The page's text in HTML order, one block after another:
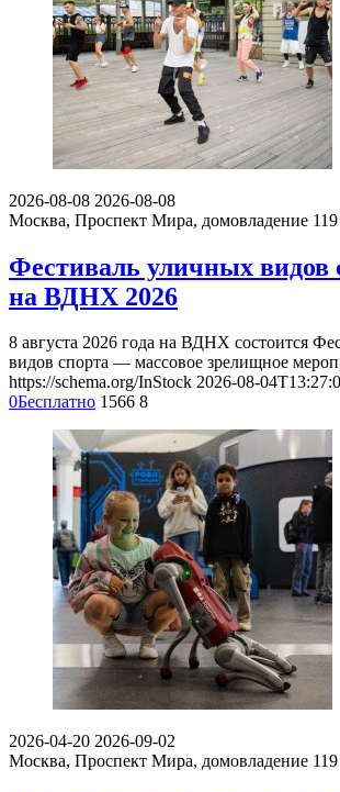
2026-08-08 2026-08-08
Москва, Проспект Мира, домовладение 119
Фестиваль уличных видов
на ВДНХ 2026
8 августа 2026 года на ВДНХ состоится
видов спорта — массовое зрелищное
https://schema.org/InStock 2026-08-
0Бесплатно 1566 8
2026-04-20 2026-09-02
Москва, Проспект Мира, домовладение 119